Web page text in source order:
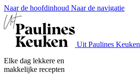
Naar de hoofdinhoud Naar de navigatie
Uit Paulines Keuken
Elke dag lekkere en
makkelijke recepten